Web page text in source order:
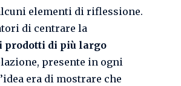
elementi di riflessione.
di centrare la
prodotti di più largo
presente in ogni
era di mostrare che